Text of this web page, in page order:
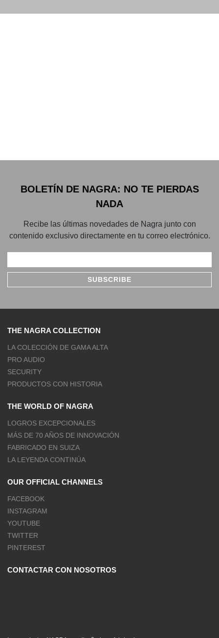
BOLETÍN DE NAGRA: NO TE PIERDAS
NADA
Recibe las últimas novedades de Nagra junto con
contenido exclusivo directamente en tu correo electrónico.
THE NAGRA COLLECTION
LA COLECCIÓN DE GAMA ALTA
PRO AUDIO
SECURITY
PRODUCTOS CON HISTORIA
THE WORLD OF NAGRA
LOGROS EXCEPCIONALES
MÁS DE 70 AÑOS DE INNOVACIÓN
FABRICADO EN SUIZA
LA LEYENDA CONTINÚA
OUR OFFICIAL CHANNELS
FACEBOOK
INSTAGRAM
YOUTUBE
TWITTER
PINTEREST
CONTACTAR CON NOSOTROS